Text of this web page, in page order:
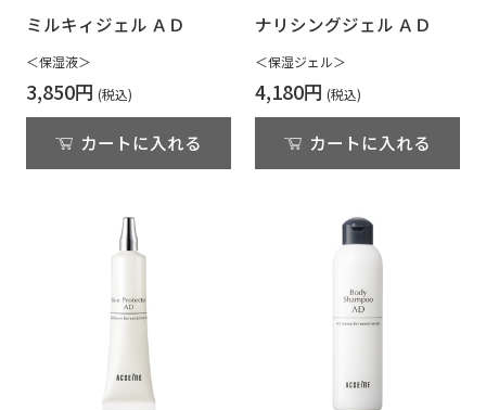
ミルキィジェル ＡＤ
＜保湿液＞
3,850円
カートに入れる
ナリシングジェル ＡＤ
＜保湿ジェル＞
4,180円
カートに入れる